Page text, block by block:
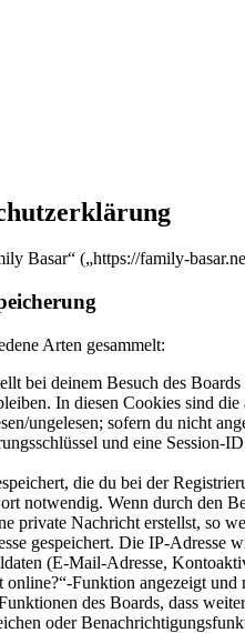
Basar“ („https://family-
Arten gesammelt:
bei deinem Besuch des
In diesen Cookies sind
ungelesen; sofern du nicht
und eine Session-
die du bei der
notwendig. Wenn durch den
private Nachricht erstellst, so
gespeichert. Die IP-Adresse
(E-Mail-Adresse,
Funktion angezeigt und
des Boards, dass
oder